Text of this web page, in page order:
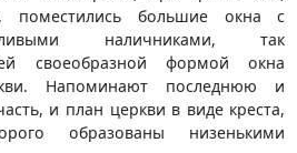
поместились большие окна с
наличниками, так
своеобразной формой окна
Напоминают последнюю и
и план церкви в виде креста,
образованы низенькими